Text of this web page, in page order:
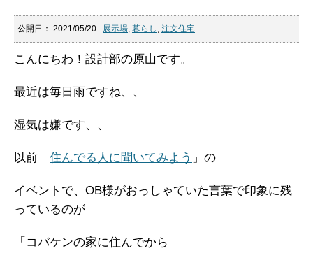
公開日： 2021/05/20 : 展示場, 暮らし , 注文住宅
こんにちわ！設計部の原山です。
最近は毎日雨ですね、、
湿気は嫌です、、
以前「 住んでる人に聞いてみよう 」の
イベントで、OB様がおっしゃていた言葉で印象に残
っているのが
「コバケンの家に住んでから